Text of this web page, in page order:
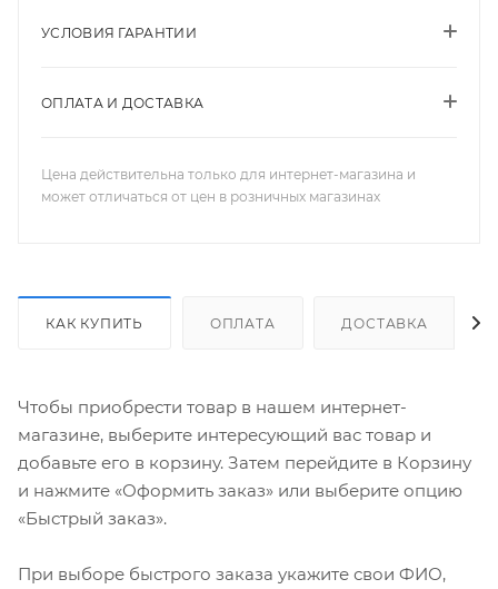
УСЛОВИЯ ГАРАНТИИ
ОПЛАТА И ДОСТАВКА
Цена действительна только для интернет-магазина и
может отличаться от цен в розничных магазинах
КАК КУПИТЬ ОПЛАТА ДОСТАВКА
Чтобы приобрести товар в нашем интернет-
магазине, выберите интересующий вас товар и
добавьте его в корзину. Затем перейдите в Корзину
и нажмите «Оформить заказ» или выберите опцию
«Быстрый заказ».
При выборе быстрого заказа укажите свои ФИО,